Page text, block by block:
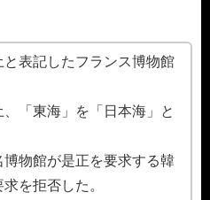
表記したフランス博物館
「東海」を「日本海」と
博物館が是正を要求する韓
を拒否した。